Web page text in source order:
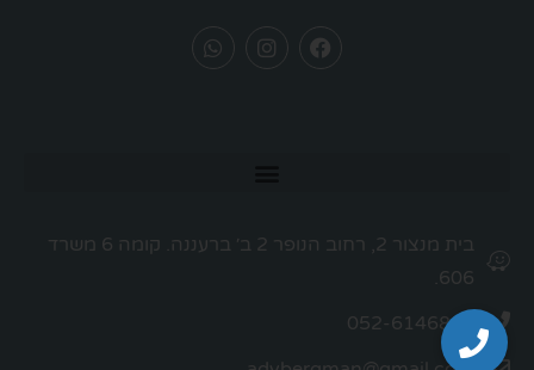
בית מנצור 2, רחוב הנופר 2 ב׳ ברעננה. קומה 6 משרד
606.
052-6146854